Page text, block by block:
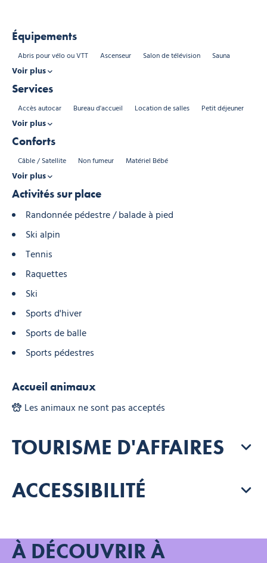
Équipements
Abris pour vélo ou VTT Ascenseur Salon de télévision Sauna
Voir plus
Services
Accès autocar Bureau d'accueil Location de salles Petit déjeuner
Voir plus
Conforts
Câble / Satellite Non fumeur Matériel Bébé
Voir plus
Activités sur place
Randonnée pédestre / balade à pied
Ski alpin
Tennis
Raquettes
Ski
Sports d'hiver
Sports de balle
Sports pédestres
Accueil animaux
Les animaux ne sont pas acceptés
TOURISME D'AFFAIRES
ACCESSIBILITÉ
À DÉCOUVRIR À